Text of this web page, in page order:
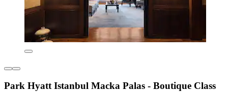
Park Hyatt Istanbul Macka Palas - Boutique Class